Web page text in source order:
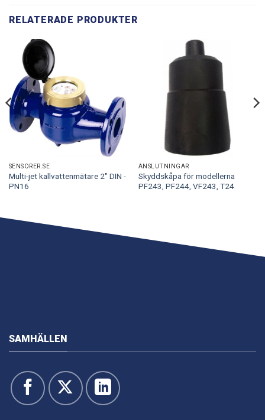
RELATERADE PRODUKTER
SENSORER.SE
Multi-jet kallvattenmätare 2″ DIN -
PN16
ANSLUTNINGAR
Skyddskåpa för modellerna
PF243, PF244, VF243, T24
SAMHÄLLEN